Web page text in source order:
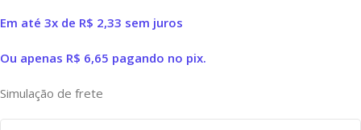
Em até 3x de R$ 2,33 sem juros
Ou apenas R$ 6,65 pagando no pix.
Simulação de frete